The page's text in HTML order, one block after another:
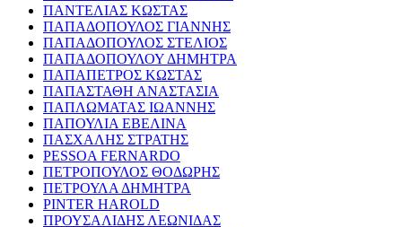
ΠΑΝΤΕΛΙΑΣ ΚΩΣΤΑΣ
ΠΑΠΑΔΟΠΟΥΛΟΣ ΓΙΑΝΝΗΣ
ΠΑΠΑΔΟΠΟΥΛΟΣ ΣΤΕΛΙΟΣ
ΠΑΠΑΔΟΠΟΥΛΟΥ ΔΗΜΗΤΡΑ
ΠΑΠΑΠΕΤΡΟΣ ΚΩΣΤΑΣ
ΠΑΠΑΣΤΑΘΗ ΑΝΑΣΤΑΣΙΑ
ΠΑΠΛΩΜΑΤΑΣ ΙΩΑΝΝΗΣ
ΠΑΠΟΥΛΙΑ ΕΒΕΛΙΝΑ
ΠΑΣΧΑΛΗΣ ΣΤΡΑΤΗΣ
PESSOA FERNARDO
ΠΕΤΡΟΠΟΥΛΟΣ ΘΟΔΩΡΗΣ
ΠΕΤΡΟΥΛΑ ΔΗΜΗΤΡΑ
PINTER HAROLD
ΠΡΟΥΣΑΛΙΔΗΣ ΛΕΩΝΙΔΑΣ